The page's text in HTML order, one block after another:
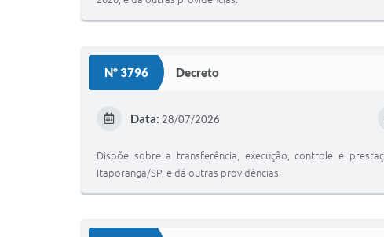
Nº 3796 Decreto
Data: 28/07/2026
Dispõe sobre a transferência, execução, controle e
Itaporanga/SP, e dá outras providências.